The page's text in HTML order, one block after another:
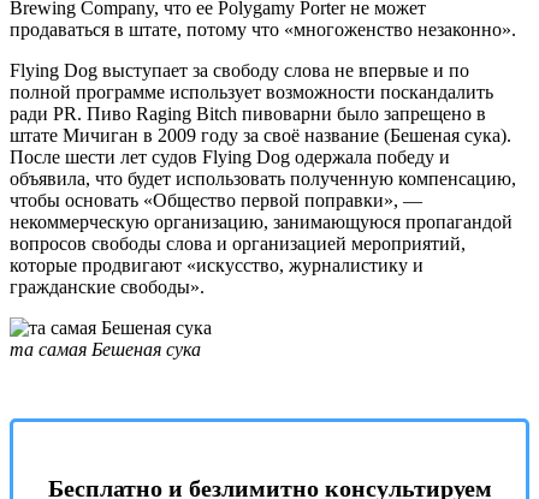
Brewing Company, что ее Polygamy Porter не может
продаваться в штате, потому что «многоженство незаконно».
Flying Dog выступает за свободу слова не впервые и по
полной программе использует возможности поскандалить
ради PR. Пиво Raging Bitch пивоварни было запрещено в
штате Мичиган в 2009 году за своё название (Бешеная сука).
После шести лет судов Flying Dog одержала победу и
объявила, что будет использовать полученную компенсацию,
чтобы основать «Общество первой поправки», —
некоммерческую организацию, занимающуюся пропагандой
вопросов свободы слова и организацией мероприятий,
которые продвигают «искусство, журналистику и
гражданские свободы».
та самая Бешеная сука
Бесплатно и безлимитно консультируем